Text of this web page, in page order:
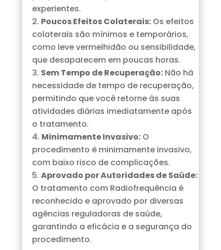
experientes.
Poucos Efeitos Colaterais:Os efeitos
colaterais são mínimos e temporários,
como leve vermelhidão ou sensibilidade,
que desaparecem em poucas horas.
Sem Tempo de Recuperação:Não há
necessidade de tempo de recuperação,
permitindo que você retorne às suas
atividades diárias imediatamente após
o tratamento.
Minimamente Invasivo:O
procedimento é minimamente invasivo,
com baixo risco de complicações.
Aprovado por Autoridades de Saúde:
O tratamento com Radiofrequência é
reconhecido e aprovado por diversas
agências reguladoras de saúde,
garantindo a eficácia e a segurança do
procedimento.